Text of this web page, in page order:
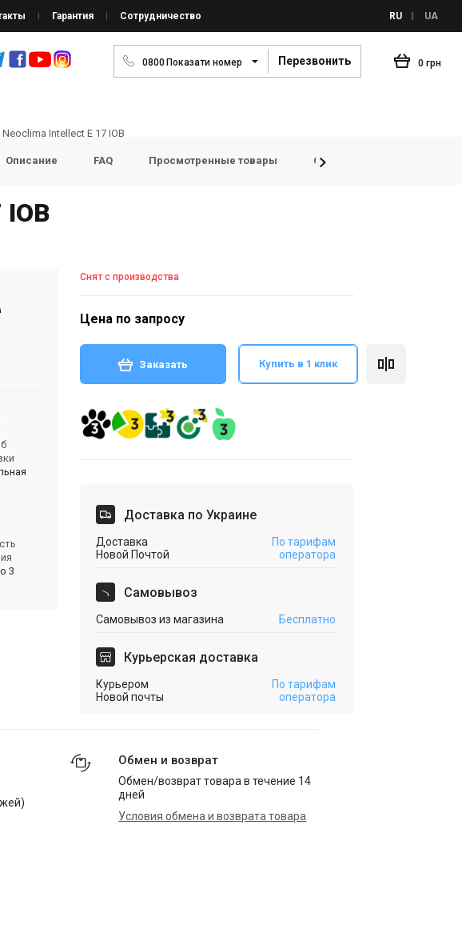
Гарантия Сотрудничество RU UA
0800Показати номер Перезвонить 0 грн
Neoclima Intellect E 17 IOB
Описание FAQ Просмотренные товары Отзывы
3
Снят с производства
Цена по запросу
Заказать Купить в 1 клик
Доставка по Украине
Доставка
Новой Почтой
По тарифам
оператора
Cамовывоз
Самовывоз из магазина Бесплатно
Курьерская доставка
Курьером
Новой почты
По тарифам
оператора
Обмен и возврат
Обмен/возврат товара в течение 14
дней
Условия обмена и возврата товара